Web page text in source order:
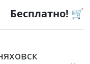
Бесплатно! 🛒